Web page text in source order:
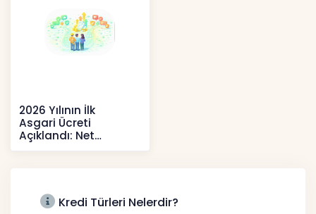
2026 Yılının İlk
Asgari Ücreti
Açıklandı: Net
52.738 TL, Ek Destek
Kredi Türleri Nelerdir?